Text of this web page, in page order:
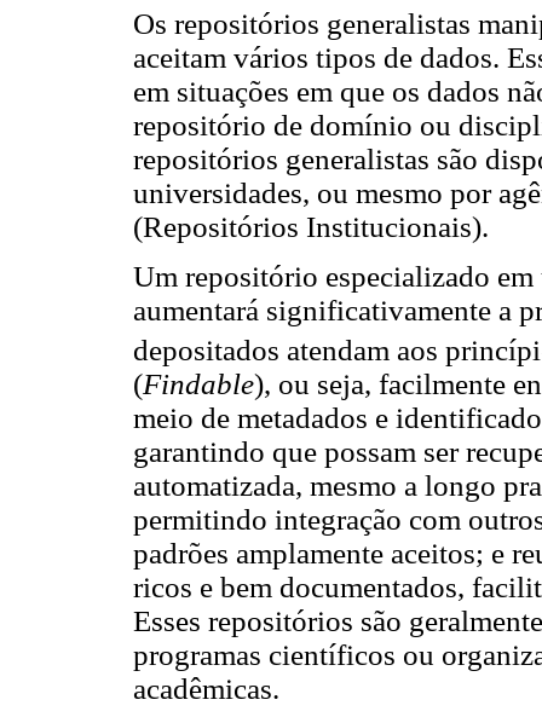
Os repositórios generalistas
aceitam vários tipos de dados.
em situações em que os dados
repositório de domínio ou
repositórios generalistas são
universidades, ou mesmo por
(Repositórios Institucionais).
Um repositório especializado
aumentará significativamente a
depositados atendam aos
(Findable), ou seja, facilmente
meio de metadados e
garantindo que possam ser
automatizada, mesmo a longo
permitindo integração com
padrões amplamente aceitos; e
ricos e bem documentados,
Esses repositórios são
programas científicos ou
acadêmicas.